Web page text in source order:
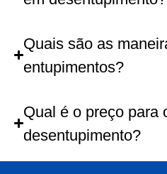
Quais são as
entupimentos?
Qual é o preço para
desentupimento?